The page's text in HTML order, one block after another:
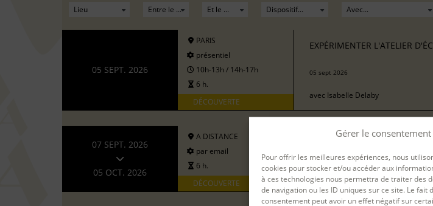
Gérer le
Pour offrir les meilleures expériences, nous
cookies pour stocker et/ou accéder aux
à ces technologies nous permettra de traiter des
de navigation ou les ID uniques sur ce site. Le
consentement peut avoir un effet négatif sur
05 SEPT. 2026
PARIS
présentiel
10h-13h / 14h-17h
6 h.
DÉCOUVERTE
EXPÉRIMENTER L'ATELIER
05 sept 2026
avec Isabelle Delaby
07 SEPT. 2026
05 OCT. 2026
A DISTANCE
par email
6 h.
DÉCOUVERTE
EXPÉRIMENTER L'ATELIER
avecIsabelle Rossignol